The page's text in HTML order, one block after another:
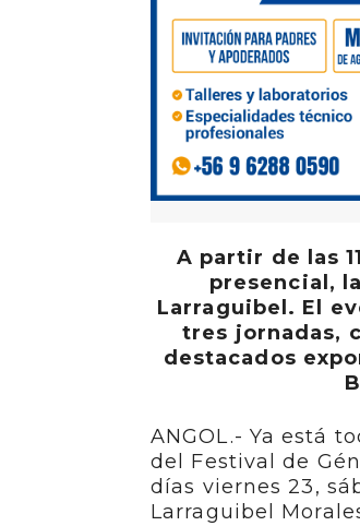
A partir de las
presencial,
Larraguibel. El
tres jornadas,
destacados
ANGOL.- Ya está
del Festival de
días viernes 23,
Larraguibel